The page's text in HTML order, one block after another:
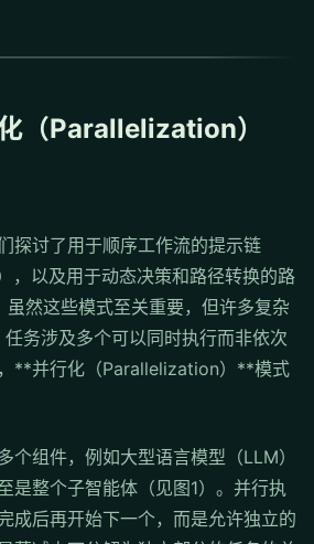
（Parallelization）
探讨了用于顺序工作流的提示链
，以及用于动态决策和路径转换的路
然这些模式至关重要，但许多复杂
务涉及多个可以同时执行而非依次
**并行化（Parallelization）**模式
个组件，例如大型语言模型（LLM）
是整个子智能体（见图1）。并行执
成后再开始下一个，而是允许独立的